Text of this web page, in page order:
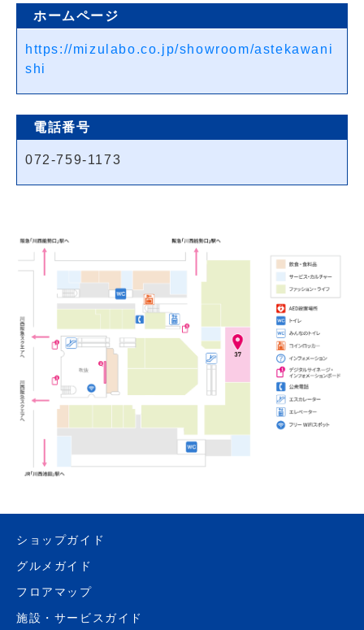
ホームページ
https://mizulabo.co.jp/showroom/astekawani
shi
電話番号
072-759-1173
ショップガイド
グルメガイド
フロアマップ
施設・サービスガイド